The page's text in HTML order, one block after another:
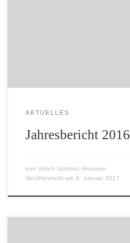
AKTUELLES
Jahresbericht 2016
von Ulrich Schmitz-Hövener
Veröffentlicht am 6. Januar 2017